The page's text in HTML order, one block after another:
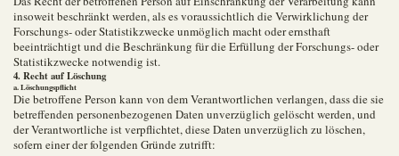
insoweit beschränkt werden, als es voraussichtlich die Verwirklichung der
Forschungs- oder Statistikzwecke unmöglich macht oder ernsthaft
beeinträchtigt und die Beschränkung für die Erfüllung der Forschungs- oder
Statistikzwecke notwendig ist.
4. Recht auf Löschung
a. Löschungspflicht
Die betroffene Person kann von dem Verantwortlichen verlangen, dass die sie
betreffenden personenbezogenen Daten unverzüglich gelöscht werden, und
der Verantwortliche ist verpflichtet, diese Daten unverzüglich zu löschen,
sofern einer der folgenden Gründe zutrifft: